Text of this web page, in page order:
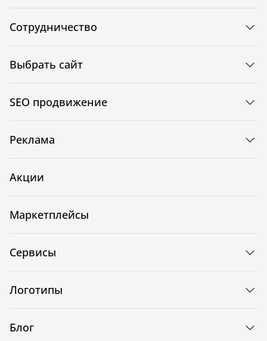
Сотрудничество
Выбрать сайт
SEO продвижение
Реклама
Акции
Маркетплейсы
Сервисы
Логотипы
Блог